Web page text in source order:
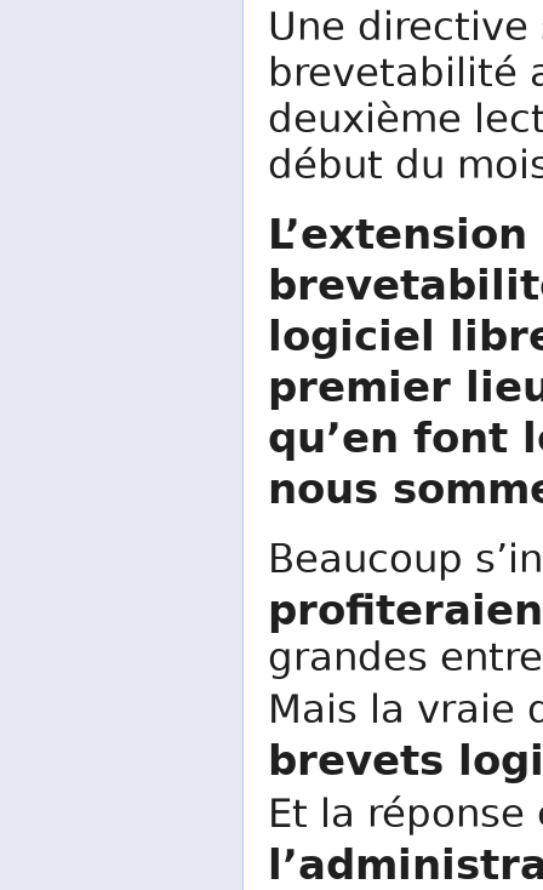
Une directive
brevetabilité
deuxième
début du
logiciel
premier
qu’en font
nous
Beaucoup
grandes
Mais la
brevets
Et la